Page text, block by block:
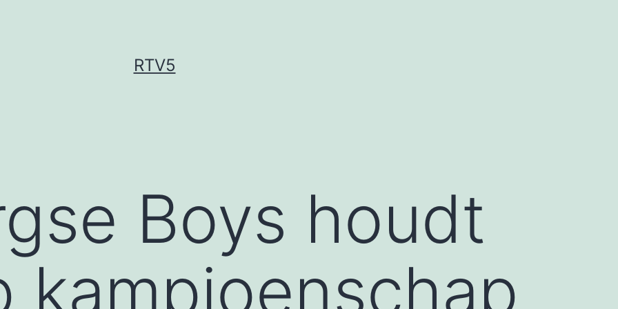
RTV5
Boys houdt
kampioenschap